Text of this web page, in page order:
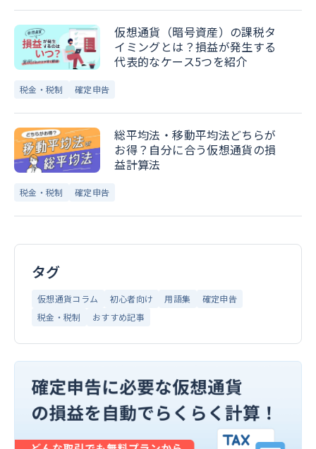
仮想通貨（暗号資産）の課税タ
イミングとは？損益が発生する
代表的なケース5つを紹介
税金・税制 確定申告
総平均法・移動平均法どちらが
お得？自分に合う仮想通貨の損
益計算法
税金・税制 確定申告
タグ
仮想通貨コラム 初心者向け 用語集
確定申告
税金・税制
おすすめ記事